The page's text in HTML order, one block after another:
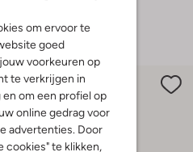
om ervoor te
goed
voorkeuren op
te verkrijgen in
om een profiel op
online gedrag voor
advertenties. Door
cookies" te klikken,
Sandalen met hak
€ 74,99
€ 59,99